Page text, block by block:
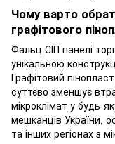
Чому варто
графітового
Фальц СІП панелі
унікальною
Графітовий
суттєво зменшує
мікроклімат у будь-
мешканців України,
та інших регіонах з